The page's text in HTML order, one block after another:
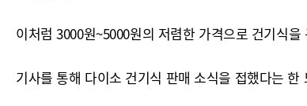
이처럼 3000원~5000원의 저렴한 가격으로 건기식
기사를 통해 다이소 건기식 판매 소식을 접했다는